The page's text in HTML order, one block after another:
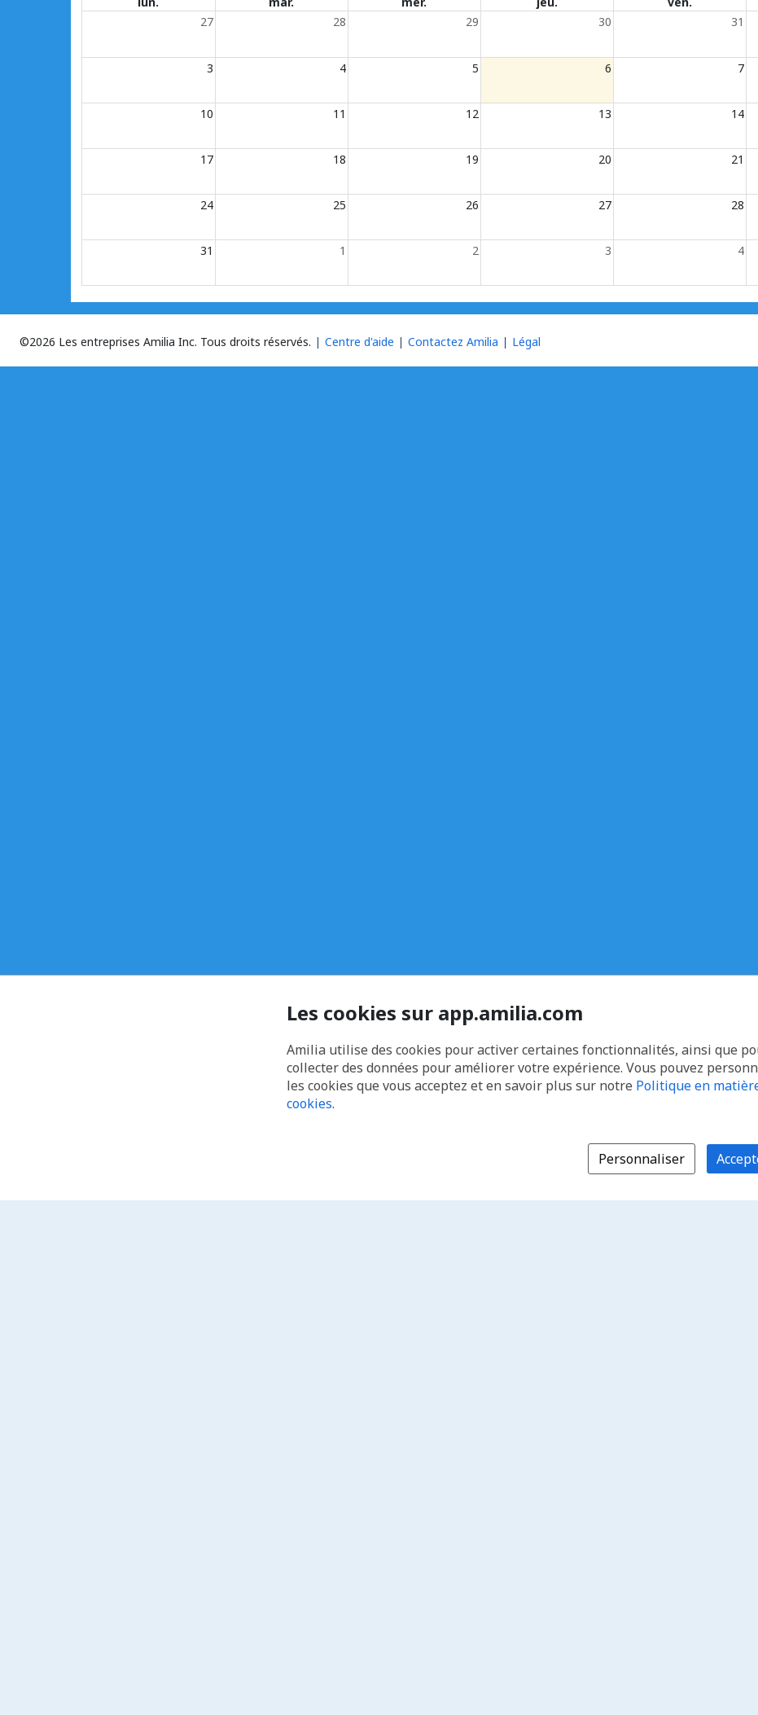
27
28 29 30 31
3 4 5 6 7
10 11 12 13 14
17 18 19 20 21
24 25 26 27 28
31 1 2 3 4
©2026 Les entreprises Amilia Inc. Tous droits réservés. Centre d'aide Contactez Amilia Légal
Les cookies sur app.amilia.com
Amilia utilise des cookies pour activer certaines fonctionnalités, ainsi que
collecter des données pour améliorer votre expérience. Vous pouvez
les cookies que vous acceptez et en savoir plus sur notre Politique en
cookies.
Personnaliser